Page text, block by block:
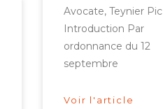
Avocate, Teynier Pic
Introduction Par
ordonnance du 12
septembre
Voir l'article